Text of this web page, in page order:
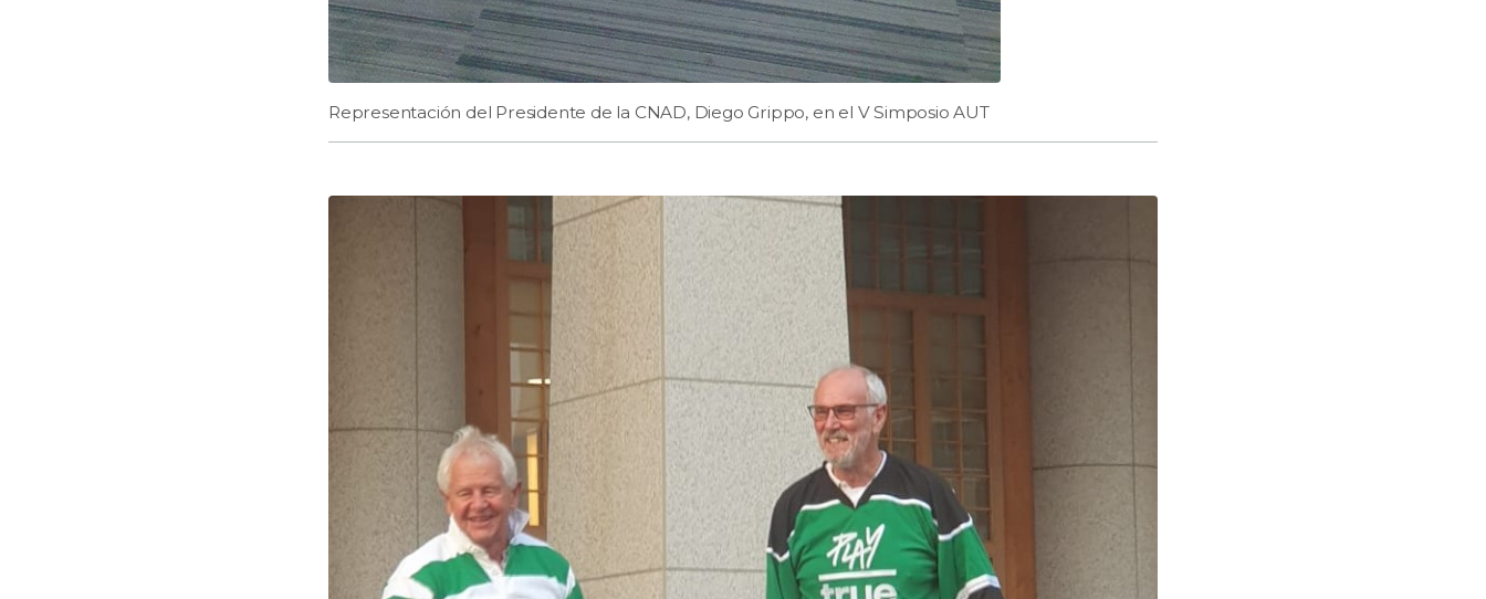
Representación del Presidente de la CNAD, Diego Grippo, en el V Simposio AUT